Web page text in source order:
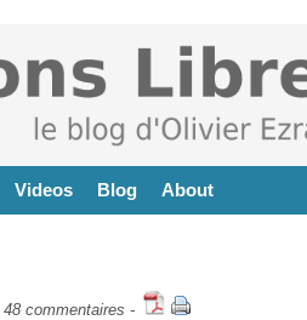
Videos Blog About
48 commentaires -